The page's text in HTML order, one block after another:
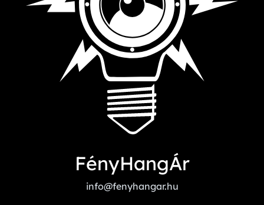
FényHangÁr
info@fenyhangar.hu